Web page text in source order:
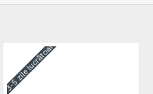
3-5 zile lucrătoare